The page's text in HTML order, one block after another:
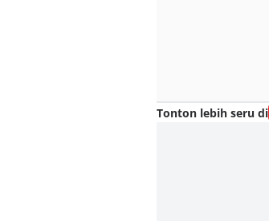
Tonton lebih seru di